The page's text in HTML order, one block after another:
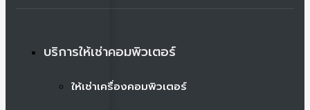
บริการให้เช่าคอมพิวเตอร์
ให้เช่าเครื่องคอมพิวเตอร์